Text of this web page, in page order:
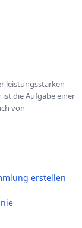
leistungsstarken
die Aufgabe einer
von
erstellen